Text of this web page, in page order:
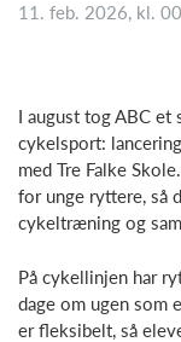
11. feb. 2026, kl.
I august tog ABC
cykelsport:
med Tre Falke
for unge ryttere, så
cykeltræning og
På cykellinjen har
dage om ugen som
er fleksibelt, så